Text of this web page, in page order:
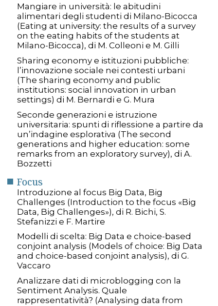
Mangiare in università: le abitudini
alimentari degli studenti di Milano-Bicocca
(Eating at university: the results of a survey
on the eating habits of the students at
Milano-Bicocca), di M. Colleoni e M. Gilli
Sharing economy e istituzioni pubbliche:
l’innovazione sociale nei contesti urbani
(The sharing economy and public
institutions: social innovation in urban
settings) di M. Bernardi e G. Mura
Seconde generazioni e istruzione
universitaria: spunti di riflessione a partire da
un’indagine esplorativa (The second
generations and higher education: some
remarks from an exploratory survey), di A.
Bozzetti
Focus
Introduzione al focus Big Data, Big
Challenges (Introduction to the focus «Big
Data, Big Challenges»), di R. Bichi, S.
Stefanizzi e F. Martire
Modelli di scelta: Big Data e choice-based
conjoint analysis (Models of choice: Big Data
and choice-based conjoint analysis), di G.
Vaccaro
Analizzare dati di microblogging con la
Sentiment Analysis. Quale
rappresentatività? (Analysing data from